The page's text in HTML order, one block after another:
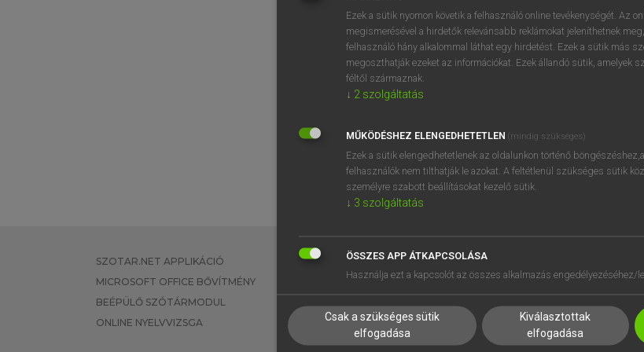
BELÉPÉS
regisztrálok
SZOTAR.NET APPLIKÁCIÓ
MICROSOFT OFFICE BŐVÍTMÉNY
BEÉPÜLŐ SZÓTÁRMODUL
ONLINE NYELVVIZSGA
EGYÉNI FELHASZNÁLÓKNAK
TANULÓKNAK
VÁLLALATI MEGOLDÁSOK
SÚGÓ
RÓLUNK
SÜTI BEÁLLÍTÁSOK
Ezek a sütik nyomon követik a felhasználó online tevékenységét. Az
megismerésével a hirdetők relevánsabb reklámokat jeleníthetnek
felhasználó hány alkalommal láthat egy hirdetést. Ezek a sütik más
megoszthatják ezeket az információkat. Ezek állandó sütik, amelyek
féltől származnak.
↓ 2 szolgáltatás
MŰKÖDÉSHEZ ELENGEDHETETLEN (mindig szükséges)
Ezek a sütik elengedhetetlenek az oldalunkon történő
felhasználók nem tilthatják le azokat. A feltétlenül szükséges sütik
személyre szabott beállításokat kezelő sütik.
↓ 3 szolgáltatás
ÖSSZES APP ÁTKAPCSOLÁSA
Használja ezt a kapcsolót az összes alkalmazás engedélyezéséhez/
Csak a szükséges sütik
elfogadása
Kiválasztottak
elfogadása